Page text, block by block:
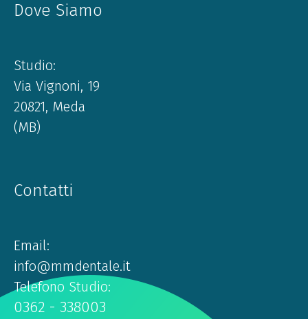
Dove Siamo
Studio:
Via Vignoni, 19
20821, Meda
(MB)
Contatti
Email:
info@mmdentale.it
Telefono Studio:
0362 - 338003